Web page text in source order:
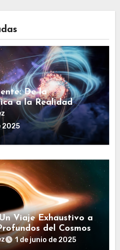
De la
a la Realidad
2025
Viaje Exhaustivo a
del Cosmos
1 de junio de 2025